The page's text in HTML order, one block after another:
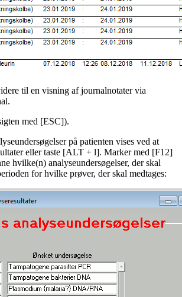
til en visning af journalnotater via
med [ESC]).
på patienten vises ved at
eller taste [ALT + l]. Marker med [F12]
hvilke(n) analyseundersøgelser, der skal
for hvilke prøver, der skal medtages: